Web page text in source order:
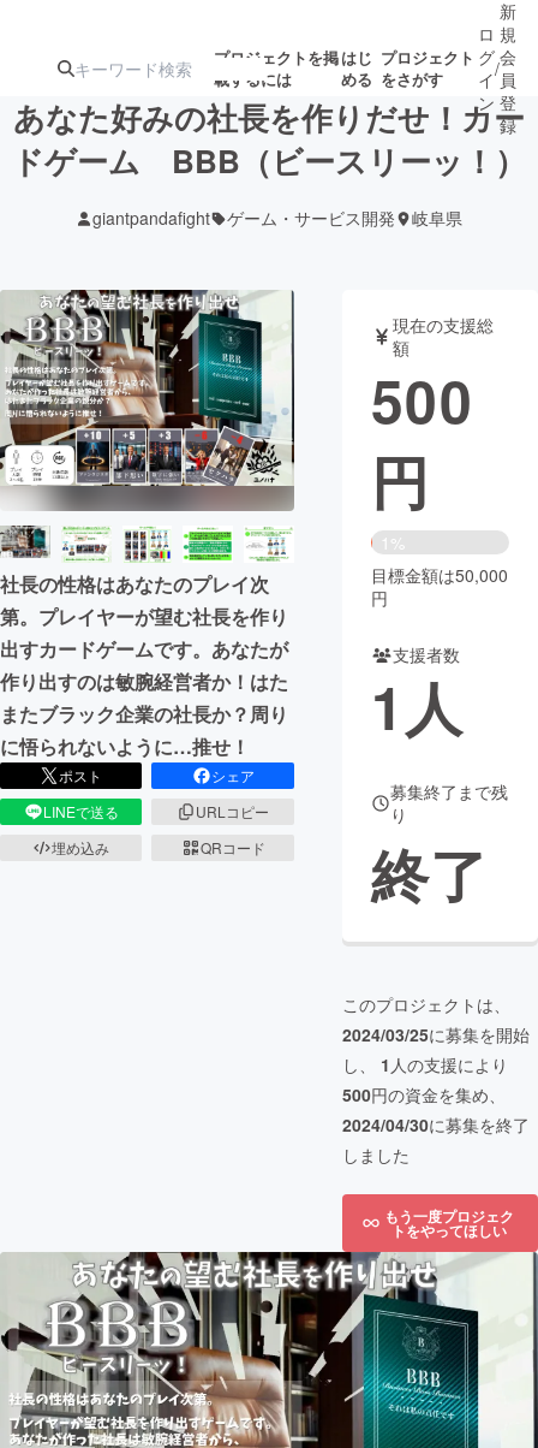
プロジェクトを掲
載するには
はじ
める
プロジェクト
をさがす
ターン
ジェクト
募集終了が近いプ
ロジェクト
もうすぐ公開
されます
アート・写真 音楽
テクノロジー・ガジェット ゲーム・サ
映像・映画
ビジネス・起業
まちづくり・地域活性化
CAMPFIRE for Social Good
CAMPFIRE Creation
CAMPFIREふるさと納税machi-ya コミュニティ
ロ
グ
イ
ン
/
新
規
会
員
登
録
あなた好みの社長を作りだせ！カー
ドゲーム BBB（ビースリーッ！）
giantpandafight ゲーム・サービス開発 岐阜県
社長の性格はあなたのプレイ次
第。プレイヤーが望む社長を作り
出すカードゲームです。あなたが
作り出すのは敏腕経営者か！はた
またブラック企業の社長か？周り
に悟られないように…推せ！
ポスト
シェア
LINEで送る
URLコピー
埋め込み
QRコード
現在の支援総
額
500
円
1%
目標金額は50,000
円
支援者数
1人
募集終了まで残
り
終了
このプロジェクトは、
2024/03/25に募集を開始
し、 1 人の支援により
500円の資金を集め、
2024/04/30に募集を終了
しました
もう一度プロジェク
トをやってほしい